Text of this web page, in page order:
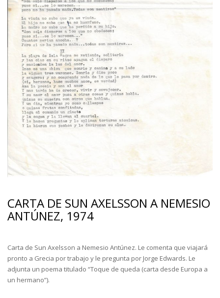
CARTA DE SUN AXELSSON A NEMESIO
ANTÚNEZ, 1974
Carta de Sun Axelsson a Nemesio Antúnez. Le comenta que viajará
pronto a Grecia por trabajo y le pregunta por Jorge Edwards. Le
adjunta un poema titulado “Toque de queda (carta desde Europa a
un hermano”).